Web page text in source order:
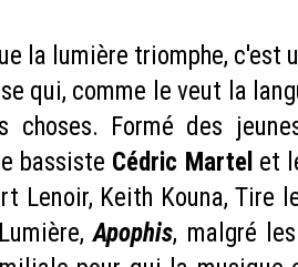
la lumière triomphe, c'est
qui, comme le veut la
choses. Formé des
bassiste Cédric Martel et
Lenoir, Keith Kouna, Tire
Apophis, malgré